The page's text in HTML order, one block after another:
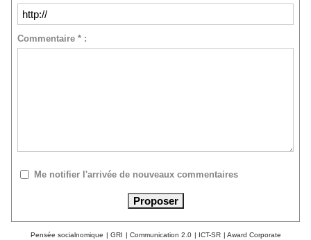
Commentaire * :
Me notifier l'arrivée de nouveaux commentaires
Pensée socialnomique | GRI | Communication 2.0 | ICT-SR | Award Corporate